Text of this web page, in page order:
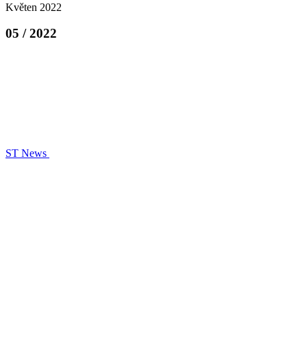
Květen 2022
05 / 2022
ST News